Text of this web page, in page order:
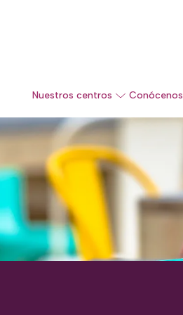
Nuestros centros Conócenos